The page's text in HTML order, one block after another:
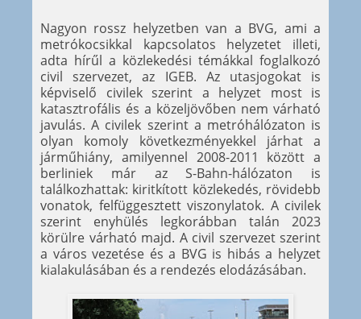
Nagyon rossz helyzetben van a BVG, ami a
metrókocsikkal kapcsolatos helyzetet illeti,
adta hírűl a közlekedési témákkal foglalkozó
civil szervezet, az IGEB. Az utasjogokat is
képviselő civilek szerint a helyzet most is
katasztrofális és a közeljövőben nem várható
javulás. A civilek szerint a metróhálózaton is
olyan komoly következményekkel járhat a
járműhiány, amilyennel 2008-2011 között a
berliniek már az S-Bahn-hálózaton is
találkozhattak: kiritkított közlekedés, rövidebb
vonatok, felfüggesztett viszonylatok. A civilek
szerint enyhülés legkorábban talán 2023
körülre várható majd. A civil szervezet szerint
a város vezetése és a BVG is hibás a helyzet
kialakulásában és a rendezés elodázásában.